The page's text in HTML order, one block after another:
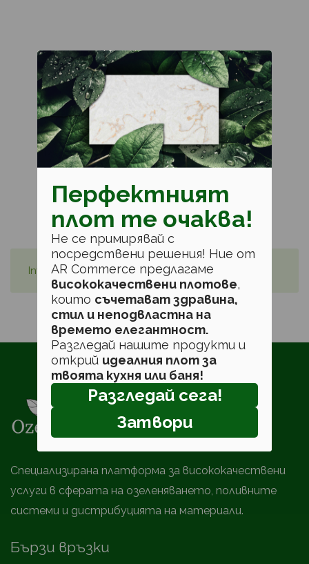
Перфектният
плот те очаква!
Не се примирявай с
посредствени решения! Ние от
AR Commerce предлагаме
висококачествени плотове,
които съчетават здравина,
стил и неподвластна на
времето елегантност.
Разгледай нашите продукти и
открий идеалния плот за
твоята кухня или баня!
Разгледай сега!
Затвори
Invalid password reset link.
Специализирана платформа за висококачествени
услуги в сферата на озеленяването, поливните
системи и дистрибуцията на материали.
Бързи връзки